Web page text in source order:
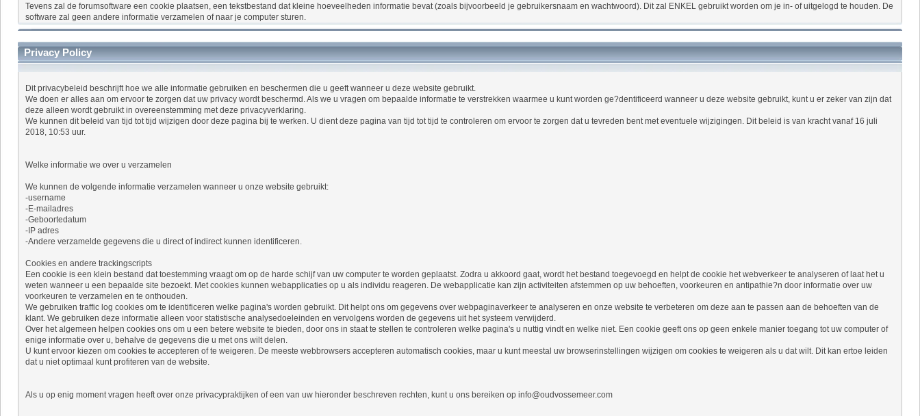
Tevens zal de forumsoftware een cookie plaatsen, een tekstbestand dat kleine hoeveelheden informatie bevat (zoals bijvoorbeeld je gebruikersnaam en wachtwoord). Dit zal ENKEL gebruikt worden om je in- of uitgelogd te houden. De
software zal geen andere informatie verzamelen of naar je computer sturen.
Privacy Policy
Dit privacybeleid beschrijft hoe we alle informatie gebruiken en beschermen die u geeft wanneer u deze website gebruikt.
We doen er alles aan om ervoor te zorgen dat uw privacy wordt beschermd. Als we u vragen om bepaalde informatie te verstrekken waarmee u kunt worden ge?dentificeerd wanneer u deze website gebruikt, kunt u er zeker van zijn dat
deze alleen wordt gebruikt in overeenstemming met deze privacyverklaring.
We kunnen dit beleid van tijd tot tijd wijzigen door deze pagina bij te werken. U dient deze pagina van tijd tot tijd te controleren om ervoor te zorgen dat u tevreden bent met eventuele wijzigingen. Dit beleid is van kracht vanaf 16 juli
2018, 10:53 uur.
Welke informatie we over u verzamelen
We kunnen de volgende informatie verzamelen wanneer u onze website gebruikt:
-username
-E-mailadres
-Geboortedatum
-IP adres
-Andere verzamelde gegevens die u direct of indirect kunnen identificeren.
Cookies en andere trackingscripts
Een cookie is een klein bestand dat toestemming vraagt ​​om op de harde schijf van uw computer te worden geplaatst. Zodra u akkoord gaat, wordt het bestand toegevoegd en helpt de cookie het webverkeer te analyseren of laat het u
weten wanneer u een bepaalde site bezoekt. Met cookies kunnen webapplicaties op u als individu reageren. De webapplicatie kan zijn activiteiten afstemmen op uw behoeften, voorkeuren en antipathie?n door informatie over uw
voorkeuren te verzamelen en te onthouden.
We gebruiken traffic log cookies om te identificeren welke pagina's worden gebruikt. Dit helpt ons om gegevens over webpaginaverkeer te analyseren en onze website te verbeteren om deze aan te passen aan de behoeften van de
klant. We gebruiken deze informatie alleen voor statistische analysedoeleinden en vervolgens worden de gegevens uit het systeem verwijderd.
Over het algemeen helpen cookies ons om u een betere website te bieden, door ons in staat te stellen te controleren welke pagina's u nuttig vindt en welke niet. Een cookie geeft ons op geen enkele manier toegang tot uw computer of
enige informatie over u, behalve de gegevens die u met ons wilt delen.
U kunt ervoor kiezen om cookies te accepteren of te weigeren. De meeste webbrowsers accepteren automatisch cookies, maar u kunt meestal uw browserinstellingen wijzigen om cookies te weigeren als u dat wilt. Dit kan ertoe leiden
dat u niet optimaal kunt profiteren van de website.
Als u op enig moment vragen heeft over onze privacypraktijken of een van uw hieronder beschreven rechten, kunt u ons bereiken op info@oudvossemeer.com